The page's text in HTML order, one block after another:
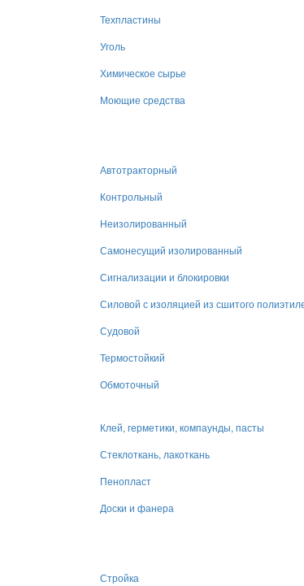
Техпластины
Уголь
Химическое сырье
Моющие средства
Автотракторный
Контрольный
Неизолированный
Самонесущий изолированный
Сигнализации и блокировки
Силовой с изоляцией из сшитого
Судовой
Термостойкий
Обмоточный
Клей, герметики, компаунды, пасты
Стеклоткань, лакоткань
Пенопласт
Доски и фанера
Стройка